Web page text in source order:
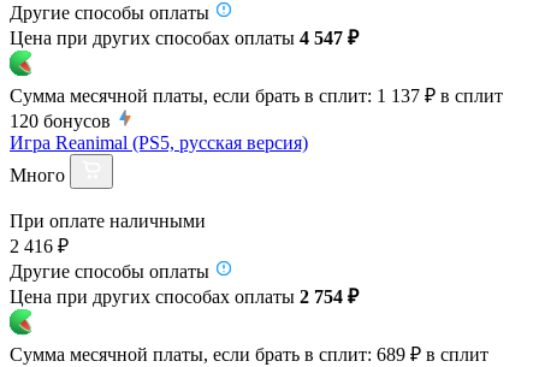
Другие способы оплаты
Цена при других способах оплаты 4 547 ₽
Сумма месячной платы, если брать в сплит: 1 137 ₽ в сплит
120 бонусов
Игра Reanimal (PS5, русская версия)
Много
При оплате наличными
2 416 ₽
Другие способы оплаты
Цена при других способах оплаты 2 754 ₽
Сумма месячной платы, если брать в сплит: 689 ₽ в сплит